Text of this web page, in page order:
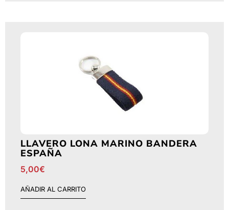
LLAVERO LONA MARINO BANDERA
ESPAÑA
5,00€
AÑADIR AL CARRITO